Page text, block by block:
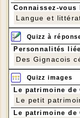
Connaissez-
Langue et
Quizz à
Personnalités
Des Gignacois
Quizz images
Le patrimoine de
Le petit
Le patrimoine de